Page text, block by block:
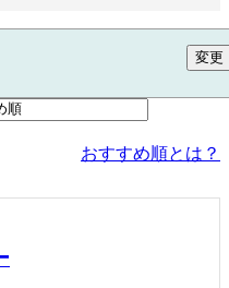
変更
おすすめ順とは？